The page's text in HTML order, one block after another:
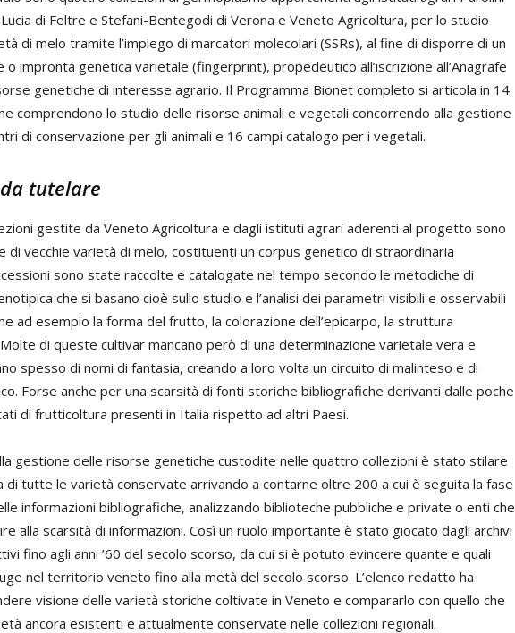
di Feltre e Stefani-Bentegodi di Verona e Veneto Agricoltura, per lo studio
di melo tramite l’impiego di marcatori molecolari (SSRs), al fine di disporre di un
impronta genetica varietale (fingerprint), propedeutico all’iscrizione all’Anagrafe
genetiche di interesse agrario. Il Programma Bionet completo si articola in 14
comprendono lo studio delle risorse animali e vegetali concorrendo alla gestione
di conservazione per gli animali e 16 campi catalogo per i vegetali.
tutelare
gestite da Veneto Agricoltura e dagli istituti agrari aderenti al progetto sono
di vecchie varietà di melo, costituenti un corpus genetico di straordinaria
sono state raccolte e catalogate nel tempo secondo le metodiche di
che si basano cioè sullo studio e l’analisi dei parametri visibili e osservabili
ad esempio la forma del frutto, la colorazione dell’epicarpo, la struttura
di queste cultivar mancano però di una determinazione varietale vera e
spesso di nomi di fantasia, creando a loro volta un circuito di malinteso e di
Forse anche per una scarsità di fonti storiche bibliografiche derivanti dalle poche
di frutticoltura presenti in Italia rispetto ad altri Paesi.
gestione delle risorse genetiche custodite nelle quattro collezioni è stato stilare
di tutte le varietà conservate arrivando a contarne oltre 200 a cui è seguita la fase
informazioni bibliografiche, analizzando biblioteche pubbliche e private o enti che
alla scarsità di informazioni. Così un ruolo importante è stato giocato dagli archivi
fino agli anni ’60 del secolo scorso, da cui si è potuto evincere quante e quali
nel territorio veneto fino alla metà del secolo scorso. L’elenco redatto ha
visione delle varietà storiche coltivate in Veneto e compararlo con quello che
ancora esistenti e attualmente conservate nelle collezioni regionali.